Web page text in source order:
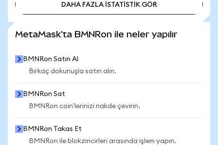
DAHA FAZLA İSTATİSTİK GÖR
MetaMask'ta BMNRon ile neler yapılır
BMNRon Satın Al
Birkaç dokunuşla satın alın.
BMNRon Sat
BMNRon coin'lerinizi nakde çevirin.
BMNRon Takas Et
BMNRon ile blokzincirleri arasında işlem yapın.